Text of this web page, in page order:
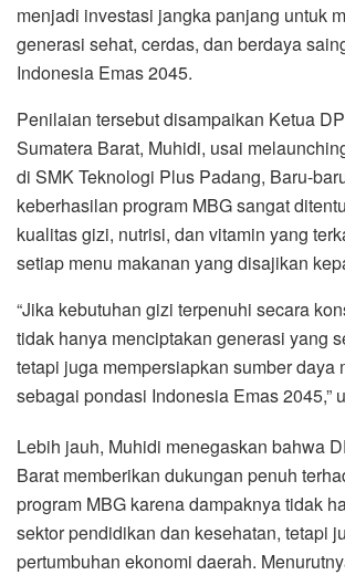
menjadi investasi jangka panjang untuk
generasi sehat, cerdas, dan berdaya
Indonesia Emas 2045.
Penilaian tersebut disampaikan Ketua
Sumatera Barat, Muhidi, usai
di SMK Teknologi Plus Padang, Baru-
keberhasilan program MBG sangat
kualitas gizi, nutrisi, dan vitamin yang
setiap menu makanan yang disajikan
“Jika kebutuhan gizi terpenuhi secara
tidak hanya menciptakan generasi yang
tetapi juga mempersiapkan sumber daya
sebagai pondasi Indonesia Emas 2045,”
Lebih jauh, Muhidi menegaskan bahwa
Barat memberikan dukungan penuh
program MBG karena dampaknya tidak
sektor pendidikan dan kesehatan, tetapi
pertumbuhan ekonomi daerah.